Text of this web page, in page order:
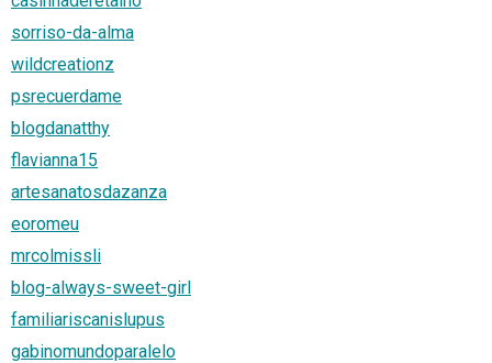
sorriso-da-alma
wildcreationz
psrecuerdame
blogdanatthy
flavianna15
artesanatosdazanza
eoromeu
mrcolmissli
blog-always-sweet-girl
familiariscanislupus
gabinomundoparalelo